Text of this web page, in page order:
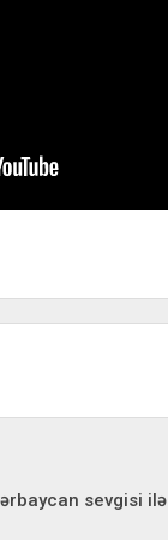
sevgisi ilə